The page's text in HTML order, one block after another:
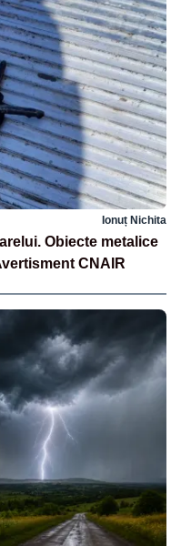
Ionuț Nichita
Obiecte metalice
CNAIR